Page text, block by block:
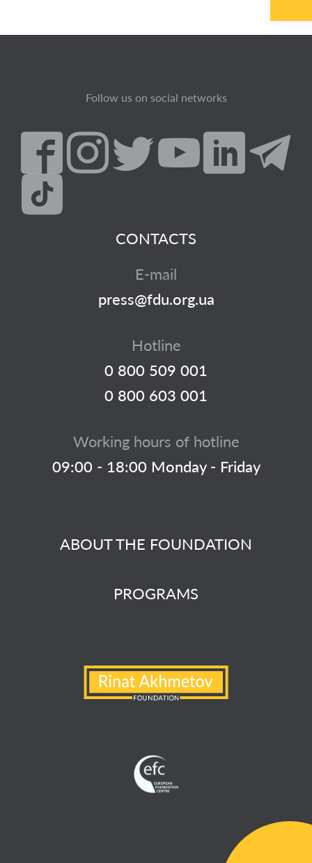
Follow us on social networks
ABOUT THE FOUNDATION
PROGRAMS
CONTACTS
E-mail
press@fdu.org.ua
Hotline
0 800 509 001
0 800 603 001
Working hours of hotline
09:00 - 18:00 Monday - Friday